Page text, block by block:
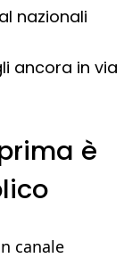
nazionali
ancora in via
è
canale